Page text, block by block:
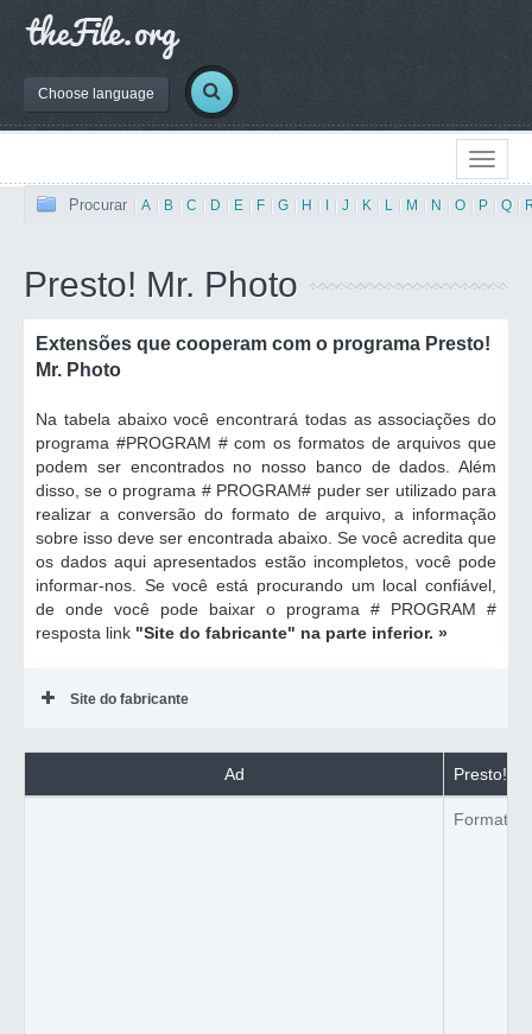
Choose language
Procurar A B C D E F G H J K L M N O P Q
Presto! Mr. Photo
Extensões que cooperam com o programa Presto!
Mr. Photo
Na tabela abaixo você encontrará todas as associações do
programa #PROGRAM # com os formatos de arquivos que
podem ser encontrados no nosso banco de dados. Além
disso, se o programa # PROGRAM# puder ser utilizado para
realizar a conversão do formato de arquivo, a informação
sobre isso deve ser encontrada abaixo. Se você acredita que
os dados aqui apresentados estão incompletos, você pode
informar-nos. Se você está procurando um local confiável,
de onde você pode baixar o programa # PROGRAM #
resposta link "Site do fabricante" na parte inferior. »
Site do fabricante
Ad Presto!
Formato